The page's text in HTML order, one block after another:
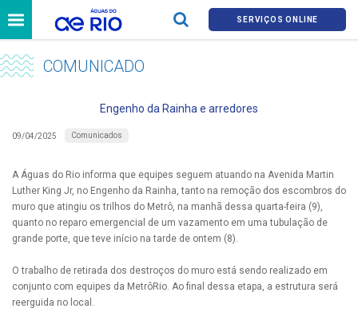
SERVIÇOS ONLINE
COMUNICADO
Engenho da Rainha e arredores
09/04/2025 Comunicados
A Águas do Rio informa que equipes seguem atuando na Avenida Martin
Luther King Jr, no Engenho da Rainha, tanto na remoção dos escombros do
muro que atingiu os trilhos do Metrô, na manhã dessa quarta-feira (9),
quanto no reparo emergencial de um vazamento em uma tubulação de
grande porte, que teve início na tarde de ontem (8).
O trabalho de retirada dos destroços do muro está sendo realizado em
conjunto com equipes da MetrôRio. Ao final dessa etapa, a estrutura será
reerguida no local.